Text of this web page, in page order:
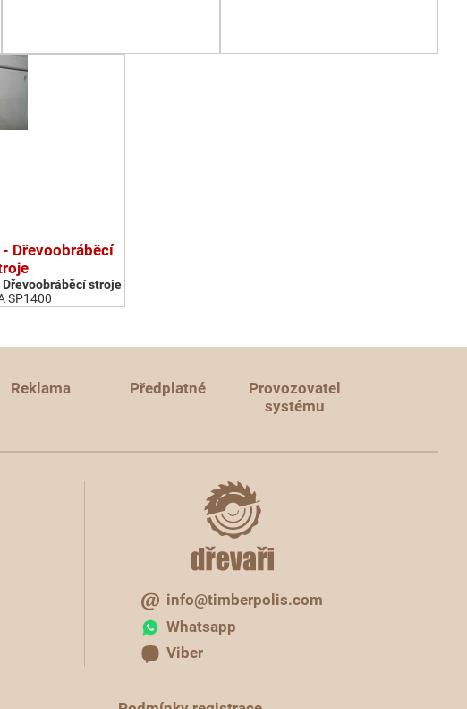
Dřevoobráběcí
Dřevoobráběcí stroje
SP1400
Reklama Předplatné
Provozovatel
systému
info@timberpolis.com
Whatsapp
Viber